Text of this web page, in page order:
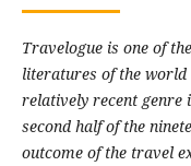
Travelogue is one of
literatures of the world
relatively recent genre
second half of the
outcome of the travel